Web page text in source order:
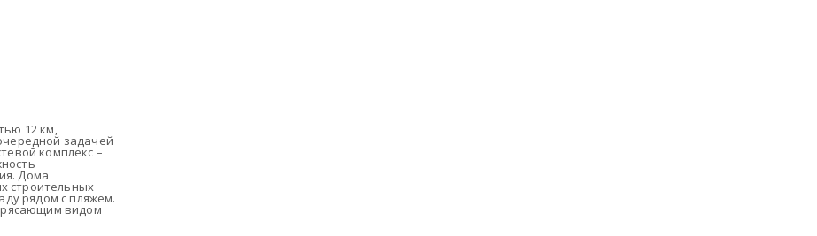
12 км,
задачей
комплекс –
Дома
строительных
рядом с пляжем.
видом